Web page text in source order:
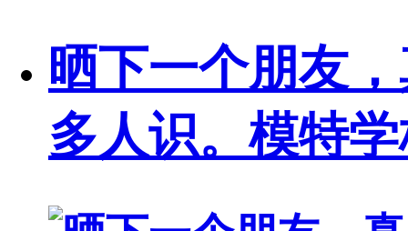
晒下一个朋友
多人识。模特